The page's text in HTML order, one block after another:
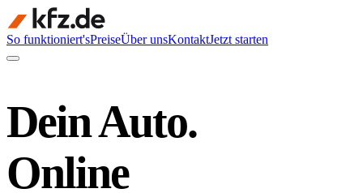
So funktioniert'sPreiseÜber unsKontaktJetzt starten
Dein Auto.
Online